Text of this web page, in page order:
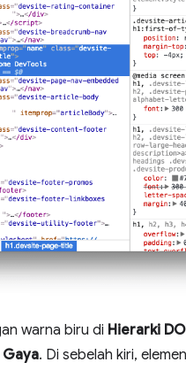
warna biru di Hierarki
Gaya. Di sebelah kiri,